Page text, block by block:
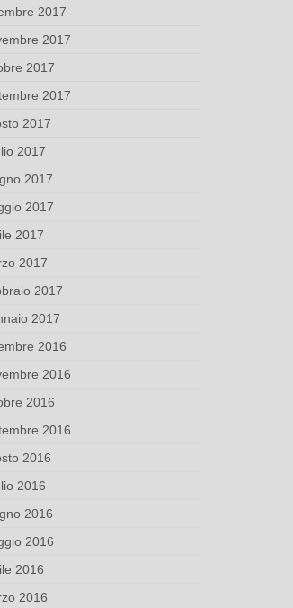
2017
2017
2017
2017
2017
2017
2017
2017
2017
2017
2017
2017
2016
2016
2016
2016
2016
2016
2016
2016
2016
2016